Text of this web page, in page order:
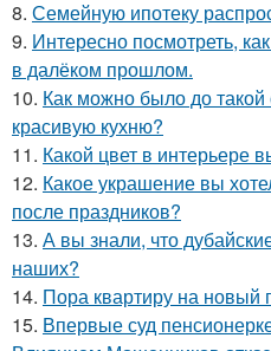
8. Семейную ипотеку
9. Интересно посмотреть,
в далёком прошлом.
10. Как можно было до такой
красивую кухню?
11. Какой цвет в интерьере
12. Какое украшение вы
после праздников?
13. А вы знали, что
наших?
14. Пора квартиру на новый
15. Впервые суд